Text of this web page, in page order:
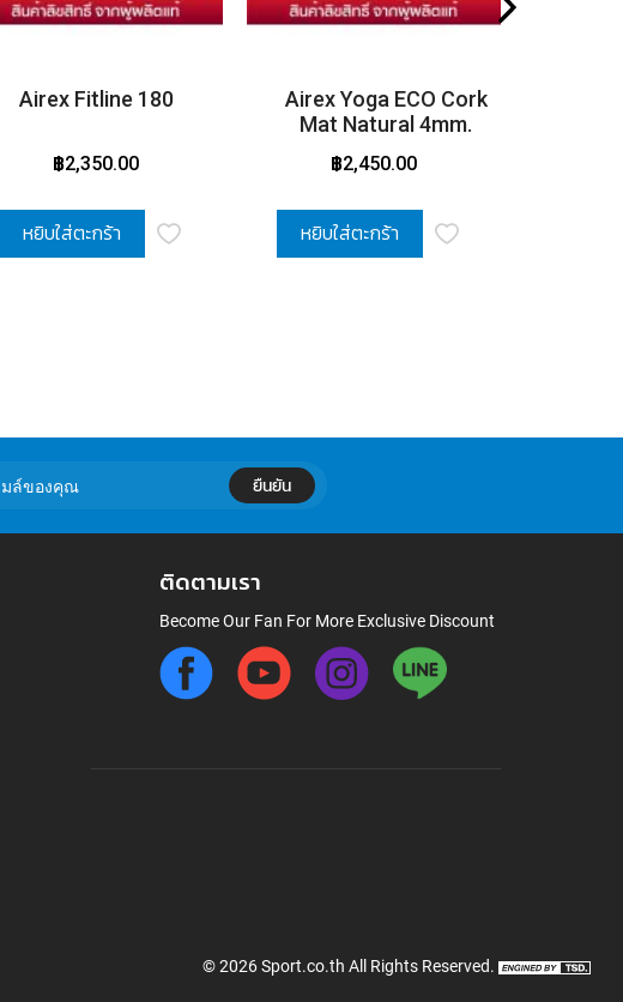
Airex Fitline 180
฿2,350.00
หยิบใส่ตะกร้า
Airex Yoga ECO Cork
Mat Natural 4mm.
฿2,450.00
หยิบใส่ตะกร้า
ยืนยัน
ติดตามเรา
Become Our Fan For More Exclusive Discount
©2026Sport.co.th All Rights Reserved.